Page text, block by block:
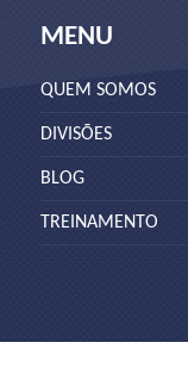
MENU
QUEM SOMOS
DIVISÕES
BLOG
TREINAMENTO